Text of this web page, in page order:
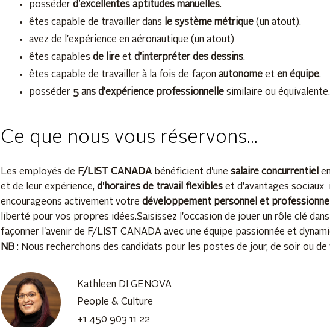
posséder d'excellentes aptitudes manuelles.
êtes capable de travailler dans le système métrique (un atout).
avez de l'expérience en aéronautique (un atout)
êtes capables de lire et d'interpréter des dessins.
êtes capable de travailler à la fois de façon autonome et en équipe.
posséder 5 ans d'expérience professionnelle similaire ou équivalente.
Ce que nous vous réservons...
Les employés de F/LIST CANADAbénéficient d'une salaire concurrentiel
et de leur expérience, d'horaires de travail flexibles et d'avantages sociaux
encourageons activement votre développement personnel et professionnel
liberté pour vos propres idées.Saisissez l'occasion de jouer un rôle clé
façonner l'avenir de F/LIST CANADA avec une équipe passionnée et
NB : Nous recherchons des candidats pour les postes de jour, de soir ou de
Kathleen DI GENOVA
People & Culture
+1 450 903 11 22